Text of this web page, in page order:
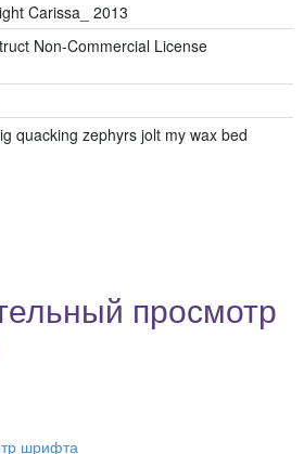
Carissa_ 2013
Non-Commercial License
quacking zephyrs jolt my wax bed
просмотр
шрифта